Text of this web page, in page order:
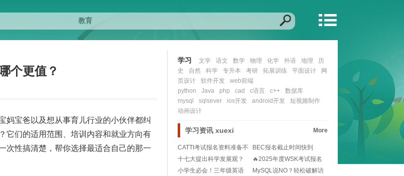
个更值？
妈宝爸以及想从事育儿行业的小伙伴都纠
它们的适用范围、培训内容和就业方向有
次性搞清楚，帮你选择最适合自己的那一
学习 文学 语文 数学 物理 化学 外语 地理
历
史
自然 科学 专升本 考研 拓展训练 平面设计
网
页设计
软件开发
web前端
python
Java php cad c语言 c++
数据库
mysql
sqlsever ios开发 android开发
短视频制作
动画设计
学习资讯 xuexi More
CATTI考试报名资料准备不
全？这些关键
BEC报名截止时间快到
了？如何快速完成报
十七大提出科学发展观？
📚那些年的政策解读
🔥2025年度WSK考试报名
时间大揭秘！
小学生必会！三年级英语
MySQL说NO？轻松破解访